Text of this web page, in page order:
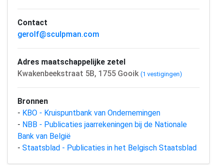
Contact
gerolf@sculpman.com
Adres maatschappelijke zetel
Kwakenbeekstraat 5B, 1755 Gooik (1 vestigingen)
Bronnen
- KBO - Kruispuntbank van Ondernemingen
- NBB - Publicaties jaarrekeningen bij de Nationale
Bank van België
- Staatsblad - Publicaties in het Belgisch Staatsblad